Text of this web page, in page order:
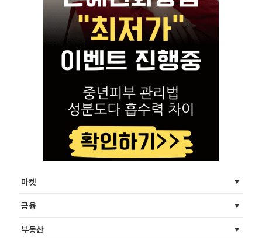
마켓
금융
부동산